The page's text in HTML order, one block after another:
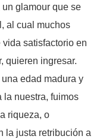
glamour que se
al cual muchos
satisfactorio en
quieren ingresar.
edad madura y
la nuestra, fuimos
riqueza, o
la justa retribución a